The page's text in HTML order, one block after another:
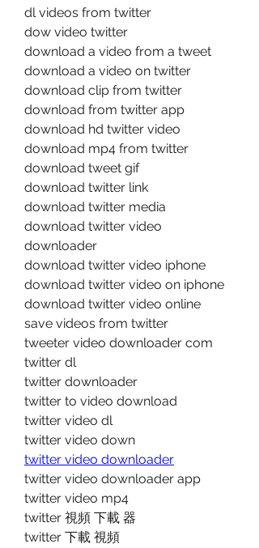
dl videos from twitter
dow video twitter
download a video from a tweet
download a video on twitter
download clip from twitter
download from twitter app
download hd twitter video
download mp4 from twitter
download tweet gif
download twitter link
download twitter media
download twitter video
downloader
download twitter video iphone
download twitter video on iphone
download twitter video online
save videos from twitter
tweeter video downloader com
twitter dl
twitter downloader
twitter to video download
twitter video dl
twitter video down
twitter video downloader
twitter video downloader app
twitter video mp4
twitter 視頻 下載 器
twitter 下載 視頻